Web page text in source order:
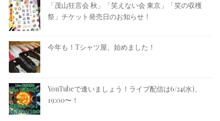
「茂山狂言会 秋」「笑えない会 東京」「笑の収穫
祭」チケット発売日のお知らせ！
今年も！Tシャツ屋、始めました！
YouTubeで逢いましょう！ライブ配信は6/24(水)、
19:00〜！